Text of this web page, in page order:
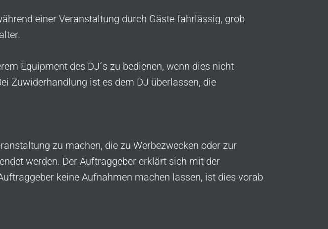
einer Veranstaltung durch Gäste fahrlässig, grob
Equipment des DJ´s zu bedienen, wenn dies nicht
Zuwiderhandlung ist es dem DJ überlassen, die
zu machen, die zu Werbezwecken oder zur
werden. Der Auftraggeber erklärt sich mit der
keine Aufnahmen machen lassen, ist dies vorab